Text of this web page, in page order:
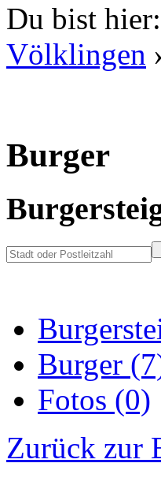
Du bist hier:
Völklingen
Burger
Burger
Fotos (0)
Zurück zur